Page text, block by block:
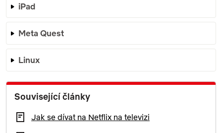
iPad
Meta Quest
Linux
Související články
Jak se dívat na Netflix na televizi